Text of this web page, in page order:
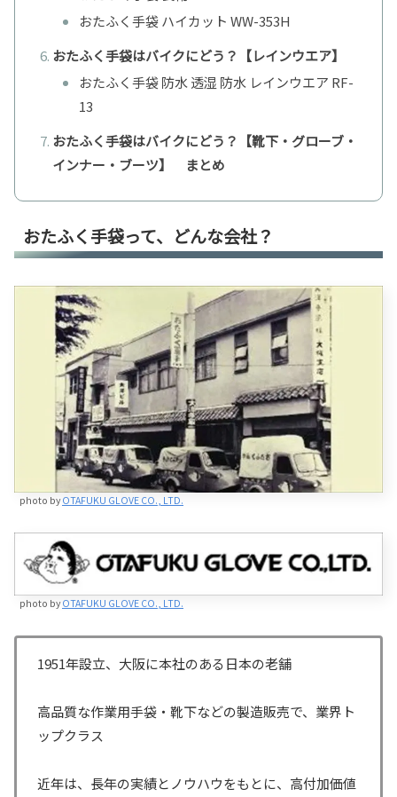
おたふく手袋 ハイカット WW-353H
おたふく手袋はバイクにどう？【レインウエア】
おたふく手袋 防水 透湿 防水 レインウエア RF-
13
おたふく手袋はバイクにどう？【靴下・グローブ・
インナー・ブーツ】 まとめ
おたふく手袋って、どんな会社？
photo byOTAFUKU GLOVE CO., LTD.
photo byOTAFUKU GLOVE CO., LTD.
1951年設立、大阪に本社のある日本の老舗
高品質な作業用手袋・靴下などの製造販売で、業界ト
ップクラス
近年は、長年の実績とノウハウをもとに、高付加価値